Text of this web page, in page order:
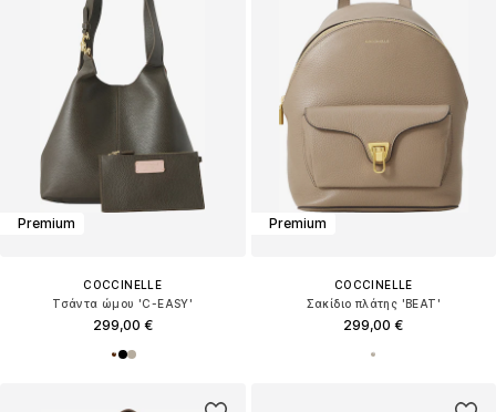
Premium
COCCINELLE
Τσάντα ώμου 'C-EASY'
299,00 €
Premium
COCCINELLE
Σακίδιο πλάτης 'BEAT'
299,00 €